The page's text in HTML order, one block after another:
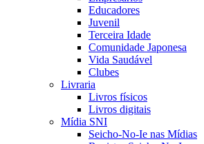
Educadores
Juvenil
Terceira Idade
Comunidade Japonesa
Vida Saudável
Clubes
Livraria
Livros físicos
Livros digitais
Mídia SNI
Seicho-No-Ie nas Mídias